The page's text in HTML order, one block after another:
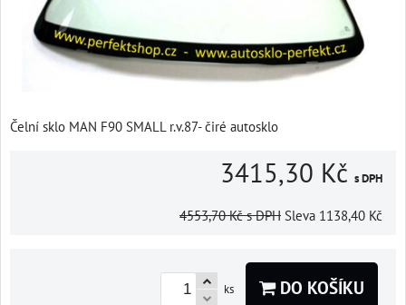
Čelní sklo MAN F90 SMALL r.v.87- čiré autosklo
3415,30 Kč s DPH
4553,70 Kč s DPH Sleva 1138,40 Kč
ks DO KOŠÍKU